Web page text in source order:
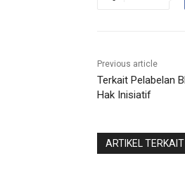
Previous article
Terkait Pelabelan
Hak Inisiatif
ARTIKEL TERKAIT